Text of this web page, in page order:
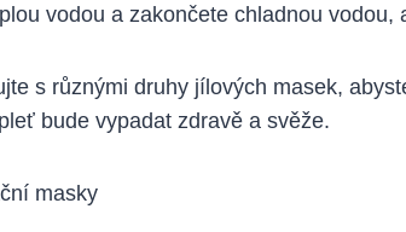
vodou a zakončete chladnou vodou,
s různými druhy jílových masek,
bude vypadat zdravě a svěže.